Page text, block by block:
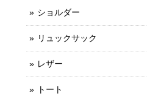
ショルダー
リュックサック
レザー
トート